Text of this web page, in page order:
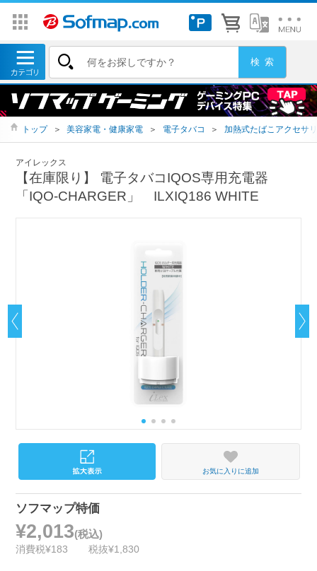
トップ ＞ 美容家電・健康家電 ＞ 電子タバコ ＞ 加熱式たばこアクセサ
アイレックス
【在庫限り】 電子タバコIQOS専用充電器
「IQO-CHARGER」 ILXIQ186 WHITE
お気に入りに追加
ソフマップ特価
¥2,013(税込)
消費税¥183 税抜¥1,830